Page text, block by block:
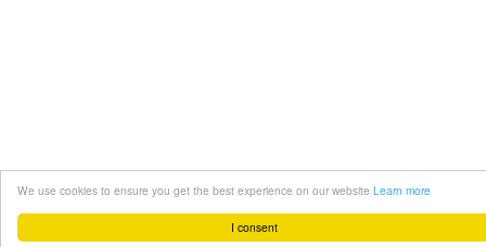
I consent
We use cookies to ensure you get the best experience on our website Learn more